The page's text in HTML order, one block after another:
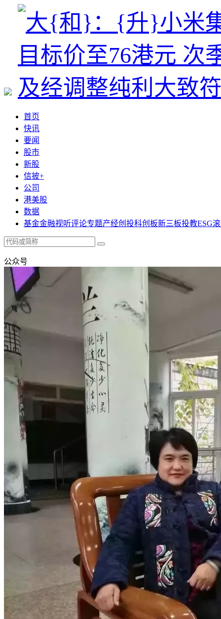
首页
快讯
要闻
股市
新股
信披+
公司
港美股
数据
基金金融视听评论专题产经创投科创板新三板投教ESG
公众号